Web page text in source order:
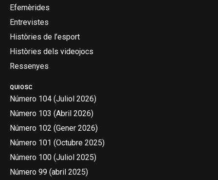
QUIOSC
Número 104 (Juliol 2026)
Número 103 (Abril 2026)
Número 102 (Gener 2026)
Número 101 (Octubre 2025)
Número 100 (Juliol 2025)
Número 99 (abril 2025)
Efemèrides
Entrevistes
Històries de l’esport
Històries dels videojocs
Ressenyes